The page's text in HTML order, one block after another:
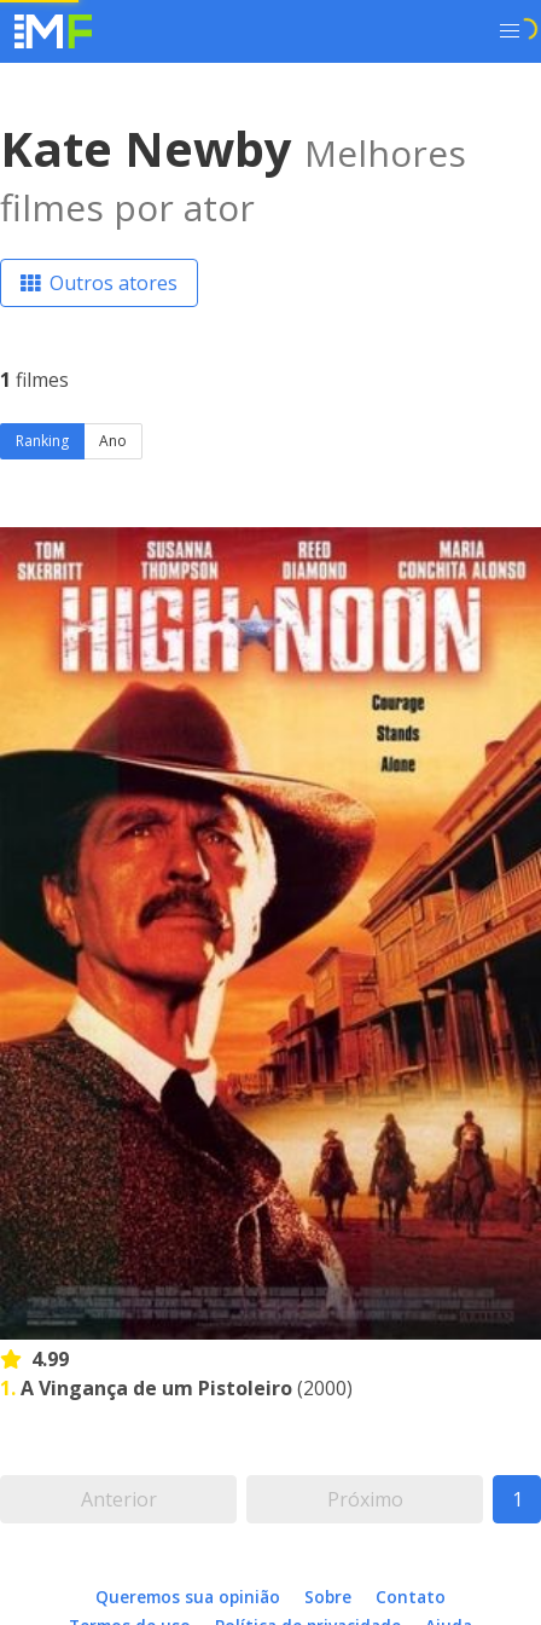
Kate Newby Melhores
filmes por ator
Outros atores
1 filmes
Ranking Ano
4.99
1.A Vingança de um Pistoleiro(2000)
Anterior Próximo 1
Queremos sua opinião Sobre
Contato